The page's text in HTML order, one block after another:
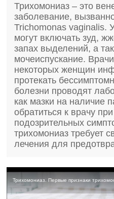
Трихомониаз – это
заболевание,
Trichomonas vaginalis.
могут включать зуд,
запах выделений, а
мочеиспускание.
некоторых женщин
протекать
болезни проводят
как мазки на наличие
обратиться к врачу
подозрительных
трихомониаз требует
лечения для
Трихомониаз. Первые признаки